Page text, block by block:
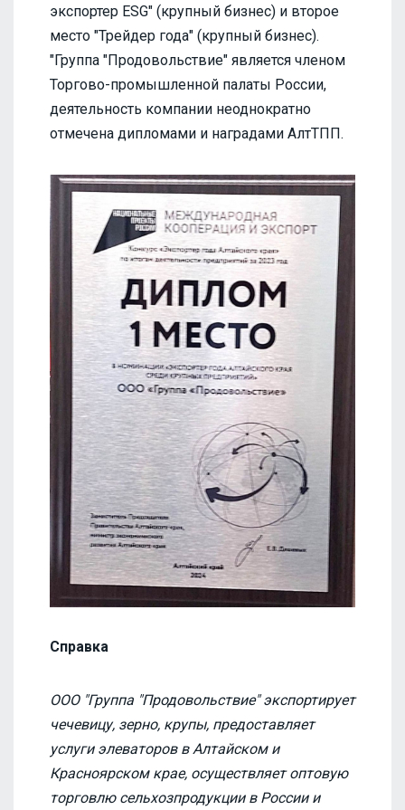
экспортер ESG" (крупный бизнес) и второе
место "Трейдер года" (крупный бизнес).
"Группа "Продовольствие" является членом
Торгово-промышленной палаты России,
деятельность компании неоднократно
отмечена дипломами и наградами АлтТПП.
Справка
ООО "Группа "Продовольствие" экспортирует
чечевицу, зерно, крупы, предоставляет
услуги элеваторов в Алтайском и
Красноярском крае, осуществляет оптовую
торговлю сельхозпродукции в России и